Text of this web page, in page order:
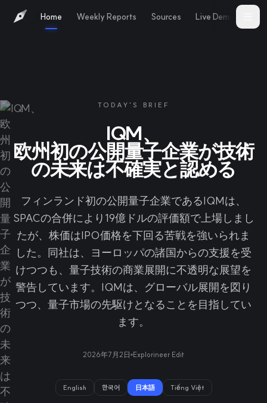
Home Weekly Reports Sources Live Demo
TODAY'S BRIEF
IQM、
欧州初の公開量子企業が技術
の未来は不確実と認める
フィンランド初の公開量子企業であるIQMは、
SPACの合併により19億ドルの評価額で上場しまし
たが、株価はIPO価格を下回る苦戦を強いられま
した。同社は、ヨーロッパの諸国からの支援を受
けつつも、量子技術の商業展開に不透明な展望を
警告しています。IQMは、グローバル展開を図り
つつ、量子市場の先駆けとなることを目指してい
ます。
2026年7月2日 Explorineer Edit
English 한국어 日本語 Tiếng Việt